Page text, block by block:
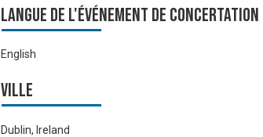
Langue de l'événement de Concertation
English
Ville
Dublin, Ireland